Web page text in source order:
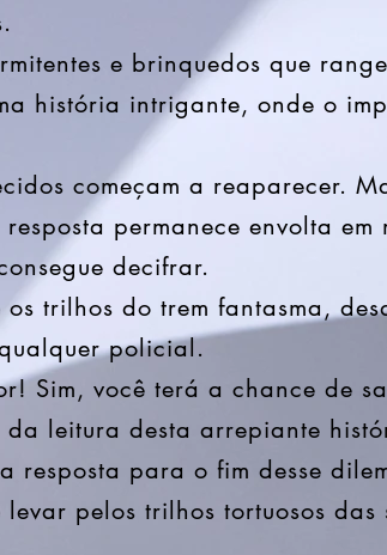
e brinquedos que
história intrigante, onde o
começam a reaparecer.
permanece envolta em
decifrar.
trilhos do trem fantasma,
policial.
Sim, você terá a chance de
leitura desta arrepiante
resposta para o fim desse
pelos trilhos tortuosos das